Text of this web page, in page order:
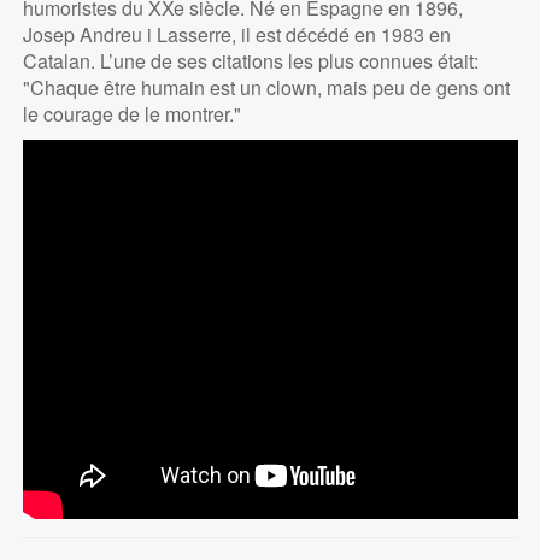
humoristes du XXe siècle. Né en Espagne en 1896,
Josep Andreu i Lasserre, il est décédé en 1983 en
Catalan. L’une de ses citations les plus connues était:
"Chaque être humain est un clown, mais peu de gens ont
le courage de le montrer."